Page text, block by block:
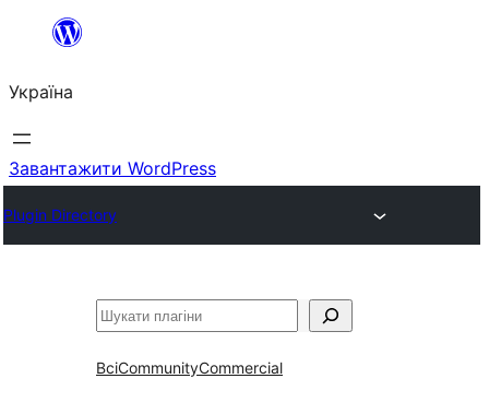
Перейти
вмісту
Україна
Завантажити WordPress
Plugin Directory
Пошук
ВсіCommunityCommercial